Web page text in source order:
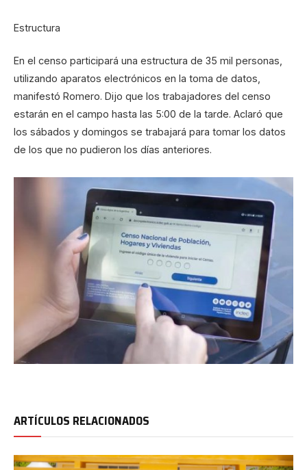
Estructura
En el censo participará una estructura de 35 mil personas,
utilizando aparatos electrónicos en la toma de datos,
manifestó Romero. Dijo que los trabajadores del censo
estarán en el campo hasta las 5:00 de la tarde. Aclaró que
los sábados y domingos se trabajará para tomar los datos
de los que no pudieron los días anteriores.
ARTÍCULOS RELACIONADOS